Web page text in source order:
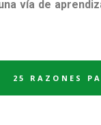
vía de
25 RAZONES